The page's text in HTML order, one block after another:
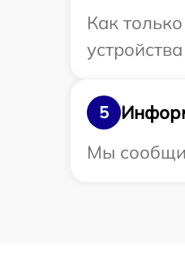
Как
5
Мы